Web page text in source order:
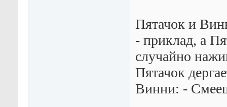
Пятачок и
- приклад, а
случайно
Пятачок
Винни: -